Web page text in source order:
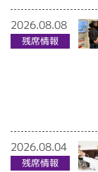
2026.08.08
残席情報
2026.08.04
残席情報